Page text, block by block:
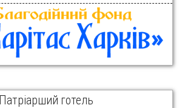
Патріарший готель